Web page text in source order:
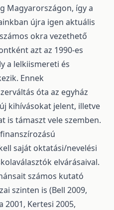
Magyarországon, így a
újra igen aktuális
okra vezethető
azt az 1990-es
a lelkiismereti és
Ennek
óta az egyház
kihívásokat jelent, illetve
is támaszt vele szemben.
saját oktatási/nevelési
elvárásaival.
számos kutató
szinten is (Bell 2009,
2001, Kertesi 2005,